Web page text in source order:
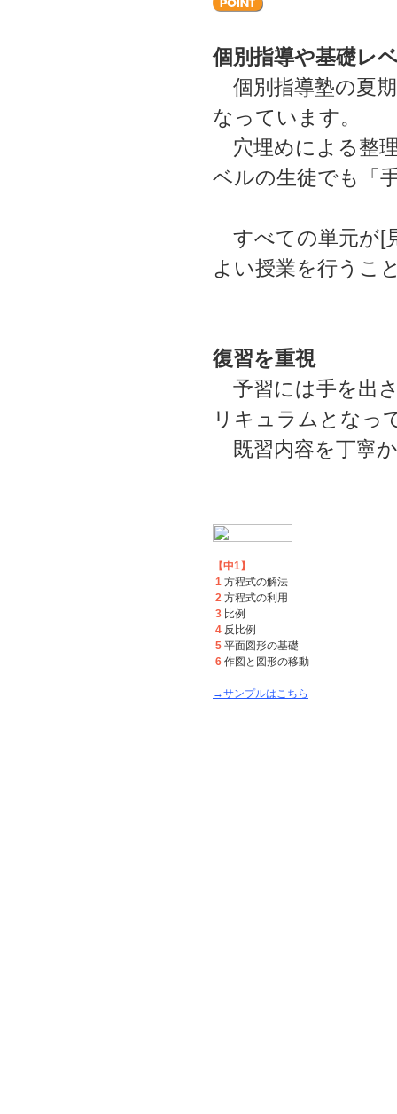
個別指導や基礎レ
個別指導塾の夏
なっています。
穴埋めによる整
ベルの生徒でも「
すべての単元が[
よい授業を行うこ
復習を重視
予習には手を出
リキュラムとなっ
既習内容を丁寧
【中1】
1 方程式の解法
2 方程式の利用
3 比例
4 反比例
5 平面図形の基礎
6 作図と図形の移動
→サンプルはこちら